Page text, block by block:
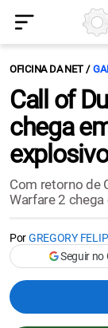
OFICINA DA NET
Call of
chega
explosivo
Com retorno de
Warfare 2
PorGREGORY
Seguir no